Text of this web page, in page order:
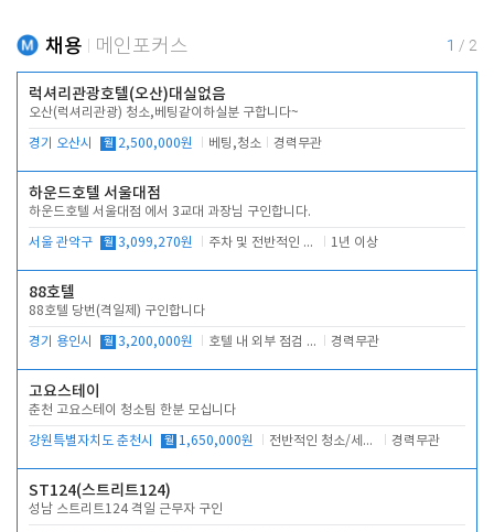
채용 메인포커스 1 / 2
럭셔리관광호텔(오산)대실없음
오산(럭셔리관광) 청소,베팅같이하실분 구합니다~
경기 오산시 월 2,500,000원 베팅,청소 경력무관
하운드호텔 서울대점
하운드호텔 서울대점 에서 3교대 과장님 구인합니다.
서울 관악구 월 3,099,270원 주차 및 전반적인 당번업무 1년 이상
88호텔
88호텔 당번(격일제) 구인합니다
경기 용인시 월 3,200,000원 호텔 내 외부 점검 및 프런트 운영 경력무관
고요스테이
춘천 고요스테이 청소팀 한분 모십니다
강원특별자치도 춘천시 월 1,650,000원 전반적인 청소/세탁업무 경력무관
ST124(스트리트124)
성남 스트리트124 격일 근무자 구인